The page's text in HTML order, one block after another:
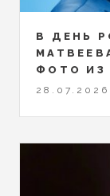
В ДЕНЬ
ФОТО ИЗ
28.07.2026